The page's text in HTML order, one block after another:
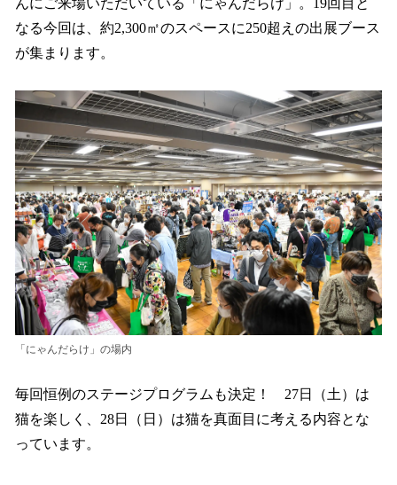
なる今回は、約2,300㎡のスペースに250超えの出展ブース
が集まります。
「にゃんだらけ」の場内
毎回恒例のステージプログラムも決定！ 27日（土）は
猫を楽しく、28日（日）は猫を真面目に考える内容とな
っています。